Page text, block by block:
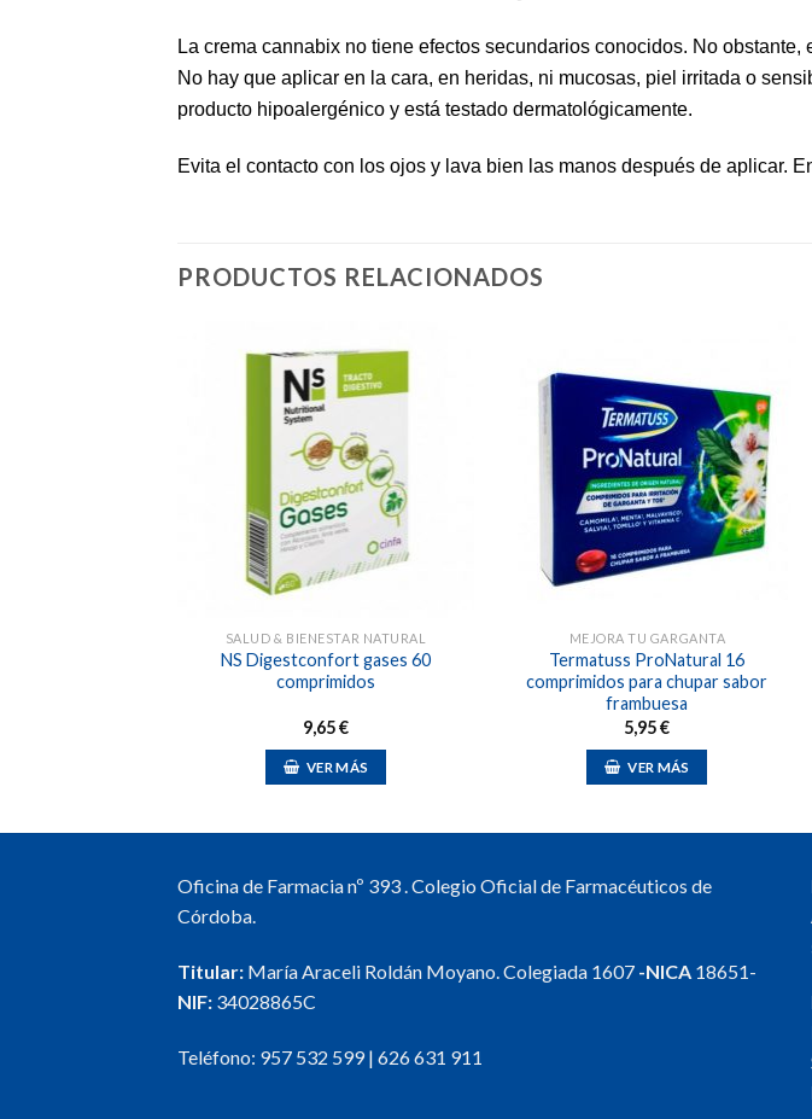
La crema cannabix no tiene efectos secundarios conocidos. No
No hay que aplicar en la cara, en heridas, ni mucosas, piel irritada o
producto hipoalergénico y está testado dermatológicamente.
Evita el contacto con los ojos y lava bien las manos después de aplicar.
PRODUCTOS RELACIONADOS
SALUD & BIENESTAR NATURAL
NS Digestconfort gases 60
comprimidos
9,65€
VER MÁS
Añadir
a la
lista de
deseos
MEJORA TU GARGANTA
Termatuss ProNatural 16
comprimidos para chupar sabor
frambuesa
5,95€
VER MÁS
Oficina de Farmacia nº 393 . Colegio Oficial de Farmacéuticos de
Córdoba.
Titular: María Araceli Roldán Moyano. Colegiada 1607 -NICA 18651-
NIF: 34028865C
Teléfono: 957 532 599| 626 631 911